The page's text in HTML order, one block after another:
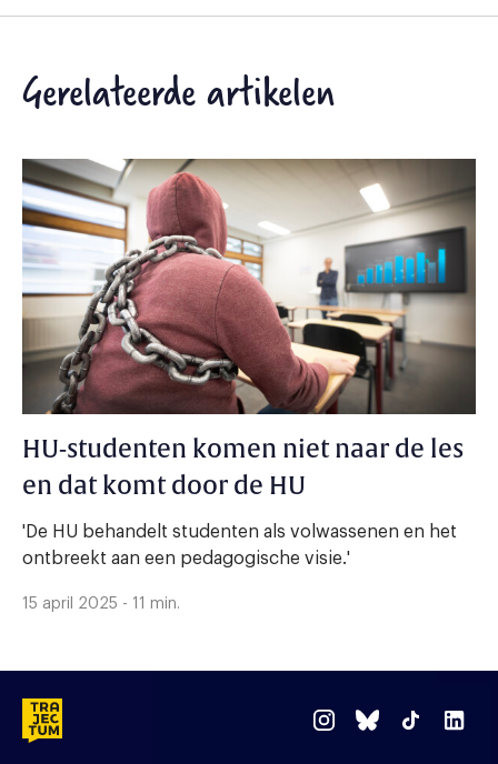
Gerelateerde artikelen
HU-studenten komen niet naar de les
en dat komt door de HU
'De HU behandelt studenten als volwassenen en het
ontbreekt aan een pedagogische visie.'
15 april 2025 - 11 min.